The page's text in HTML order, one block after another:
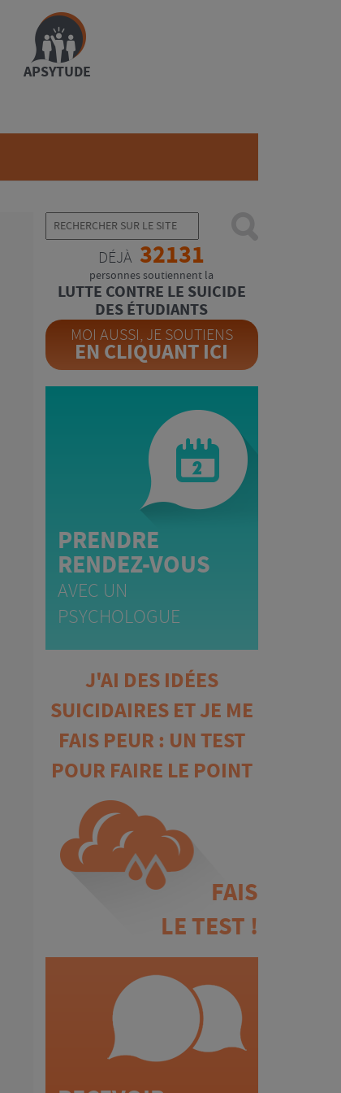
APSYTUDE
DÉJÀ 32131
personnes soutiennent la
LUTTE CONTRE LE SUICIDE
DES ÉTUDIANTS
MOI AUSSI, JE SOUTIENS
EN CLIQUANT ICI
PRENDRE
RENDEZ-VOUS
AVEC UN
PSYCHOLOGUE
J'AI DES IDÉES
SUICIDAIRES ET JE ME
FAIS PEUR : UN TEST
POUR FAIRE LE POINT
FAIS
LE TEST !